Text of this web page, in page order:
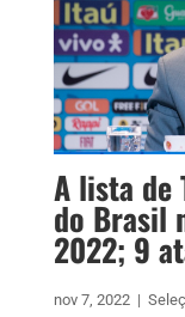
A lista de
do Brasil
2022; 9
nov 7, 2022 |